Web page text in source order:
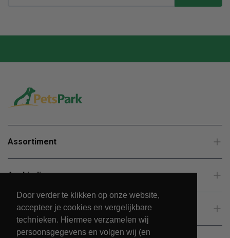
Door verder te klikken op onze website,
accepteer je cookies en vergelijkbare
technieken. Hiermee verzamelen wij
persoonsgegevens en volgen wij (en
Assortiment
Aanbiedingen
Klantenservice